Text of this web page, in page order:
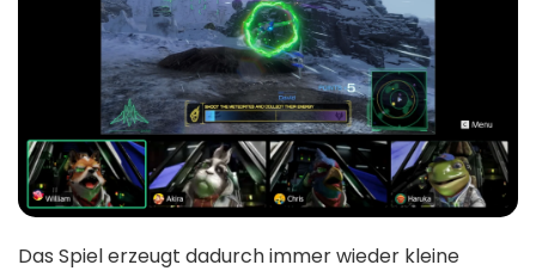
Das Spiel erzeugt dadurch immer wieder kleine